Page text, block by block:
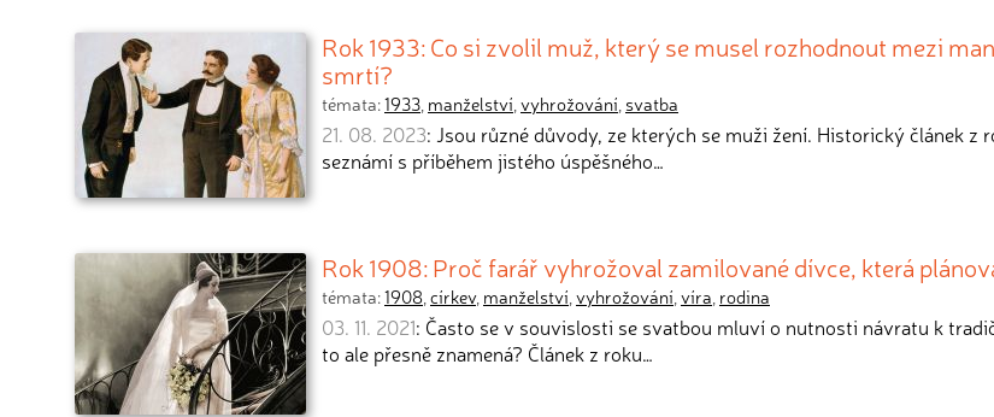
Rok 1933: Co si zvolil muž, který se musel rozhodnout mezi
smrtí?
témata:1933, manželství,vyhrožování, svatba
21. 08. 2023: Jsou různé důvody, ze kterých se muži žení. Historický článek z
seznámí s příběhem jistého úspěšného…
Rok 1908: Proč farář vyhrožoval zamilované dívce, která
témata:1908,církev, manželství,vyhrožování,víra, rodina
03. 11. 2021: Často se v souvislosti se svatbou mluví o nutnosti návratu k
to ale přesně znamená? Článek z roku…